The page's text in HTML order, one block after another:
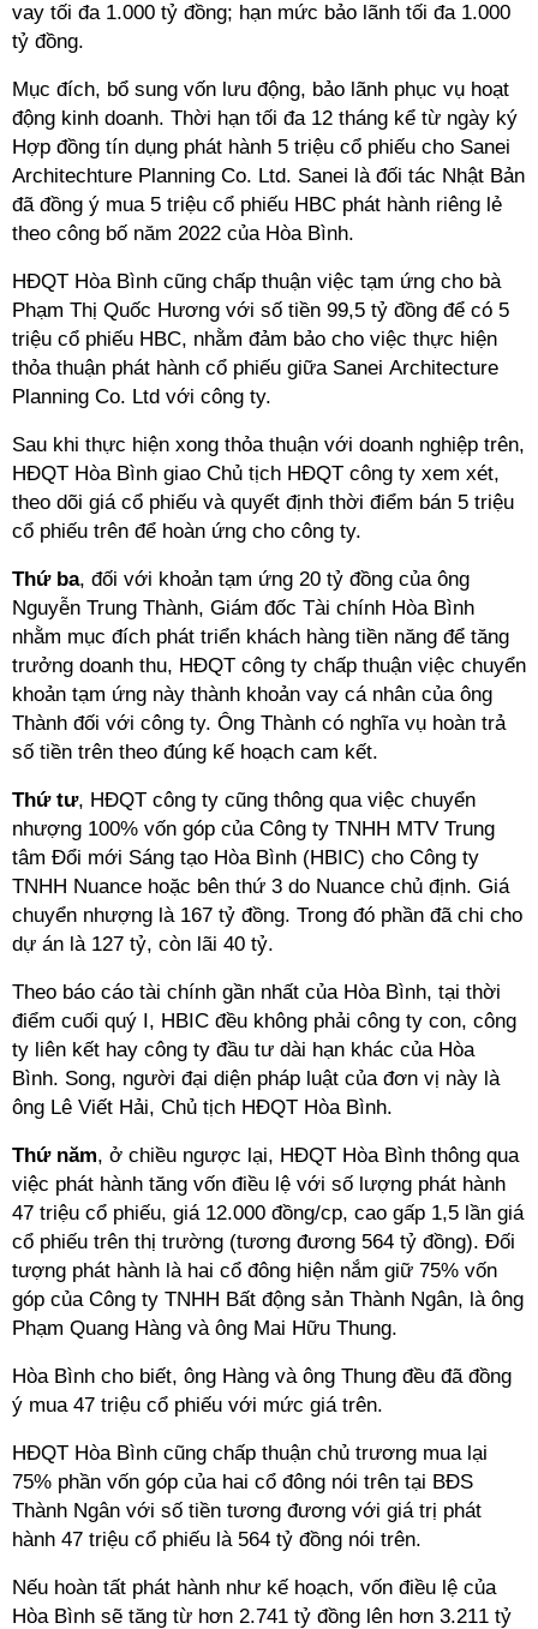
vay tối đa 1.000 tỷ đồng; hạn mức bảo lãnh tối đa 1.000
tỷ đồng.
Mục đích, bổ sung vốn lưu động, bảo lãnh phục vụ hoạt
động kinh doanh. Thời hạn tối đa 12 tháng kể từ ngày ký
Hợp đồng tín dụng phát hành 5 triệu cổ phiếu cho Sanei
Architechture Planning Co. Ltd. Sanei là đối tác Nhật Bản
đã đồng ý mua 5 triệu cổ phiếu HBC phát hành riêng lẻ
theo công bố năm 2022 của Hòa Bình.
HĐQT Hòa Bình cũng chấp thuận việc tạm ứng cho bà
Phạm Thị Quốc Hương với số tiền 99,5 tỷ đồng để có 5
triệu cổ phiếu HBC, nhằm đảm bảo cho việc thực hiện
thỏa thuận phát hành cổ phiếu giữa Sanei Architecture
Planning Co. Ltd với công ty.
Sau khi thực hiện xong thỏa thuận với doanh nghiệp trên,
HĐQT Hòa Bình giao Chủ tịch HĐQT công ty xem xét,
theo dõi giá cổ phiếu và quyết định thời điểm bán 5 triệu
cổ phiếu trên để hoàn ứng cho công ty.
Thứ ba, đối với khoản tạm ứng 20 tỷ đồng của ông
Nguyễn Trung Thành, Giám đốc Tài chính Hòa Bình
nhằm mục đích phát triển khách hàng tiền năng để tăng
trưởng doanh thu, HĐQT công ty chấp thuận việc chuyển
khoản tạm ứng này thành khoản vay cá nhân của ông
Thành đối với công ty. Ông Thành có nghĩa vụ hoàn trả
số tiền trên theo đúng kế hoạch cam kết.
Thứ tư, HĐQT công ty cũng thông qua việc chuyển
nhượng 100% vốn góp của Công ty TNHH MTV Trung
tâm Đổi mới Sáng tạo Hòa Bình (HBIC) cho Công ty
TNHH Nuance hoặc bên thứ 3 do Nuance chủ định. Giá
chuyển nhượng là 167 tỷ đồng. Trong đó phần đã chi cho
dự án là 127 tỷ, còn lãi 40 tỷ.
Theo báo cáo tài chính gần nhất của Hòa Bình, tại thời
điểm cuối quý I, HBIC đều không phải công ty con, công
ty liên kết hay công ty đầu tư dài hạn khác của Hòa
Bình. Song, người đại diện pháp luật của đơn vị này là
ông Lê Viết Hải, Chủ tịch HĐQT Hòa Bình.
Thứ năm, ở chiều ngược lại, HĐQT Hòa Bình thông qua
việc phát hành tăng vốn điều lệ với số lượng phát hành
47 triệu cổ phiếu, giá 12.000 đồng/cp, cao gấp 1,5 lần giá
cổ phiếu trên thị trường (tương đương 564 tỷ đồng). Đối
tượng phát hành là hai cổ đông hiện nắm giữ 75% vốn
góp của Công ty TNHH Bất động sản Thành Ngân, là ông
Phạm Quang Hàng và ông Mai Hữu Thung.
Hòa Bình cho biết, ông Hàng và ông Thung đều đã đồng
ý mua 47 triệu cổ phiếu với mức giá trên.
HĐQT Hòa Bình cũng chấp thuận chủ trương mua lại
75% phần vốn góp của hai cổ đông nói trên tại BĐS
Thành Ngân với số tiền tương đương với giá trị phát
hành 47 triệu cổ phiếu là 564 tỷ đồng nói trên.
Nếu hoàn tất phát hành như kế hoạch, vốn điều lệ của
Hòa Bình sẽ tăng từ hơn 2.741 tỷ đồng lên hơn 3.211 tỷ